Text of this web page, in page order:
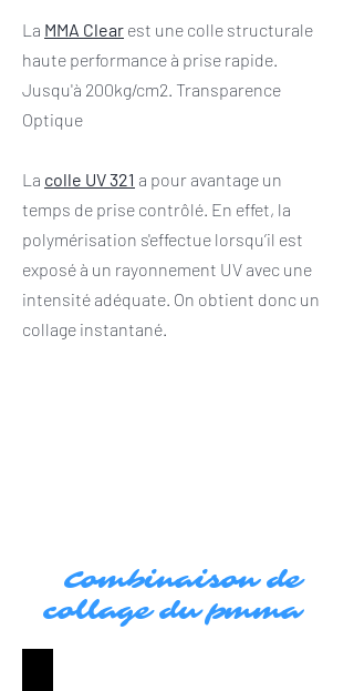
La MMA Clear est une colle structurale
haute performance à prise rapide.
Jusqu'à 200kg/cm2. Transparence
Optique
La colle UV 321 a pour avantage un
temps de prise contrôlé. En effet, la
polymérisation s'effectue lorsqu’il est
exposé à un rayonnement UV avec une
intensité adéquate. On obtient donc un
collage instantané.
Combinaison de
collage du pmma